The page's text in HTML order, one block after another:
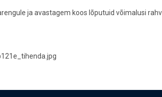
ja avastagem koos lõputuid võimalusi